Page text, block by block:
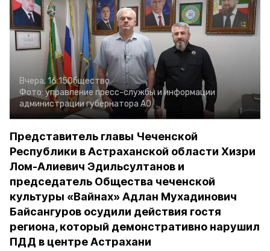
Вчера, 16:15Общество
Фото: управление пресс-службы и информации
администрации губернатора АО
Представитель главы Чеченской
Республики в Астраханской области Хизри
Лом-Алиевич Эдильсултанов и
председатель Общества чеченской
культуры «Вайнах» Адлан Мухадинович
Байсангуров осудили действия гостя
региона, который демонстративно нарушил
ПДД в центре Астрахани